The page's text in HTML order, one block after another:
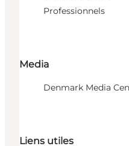
Professionnels
Media
Denmark Media
Liens utiles